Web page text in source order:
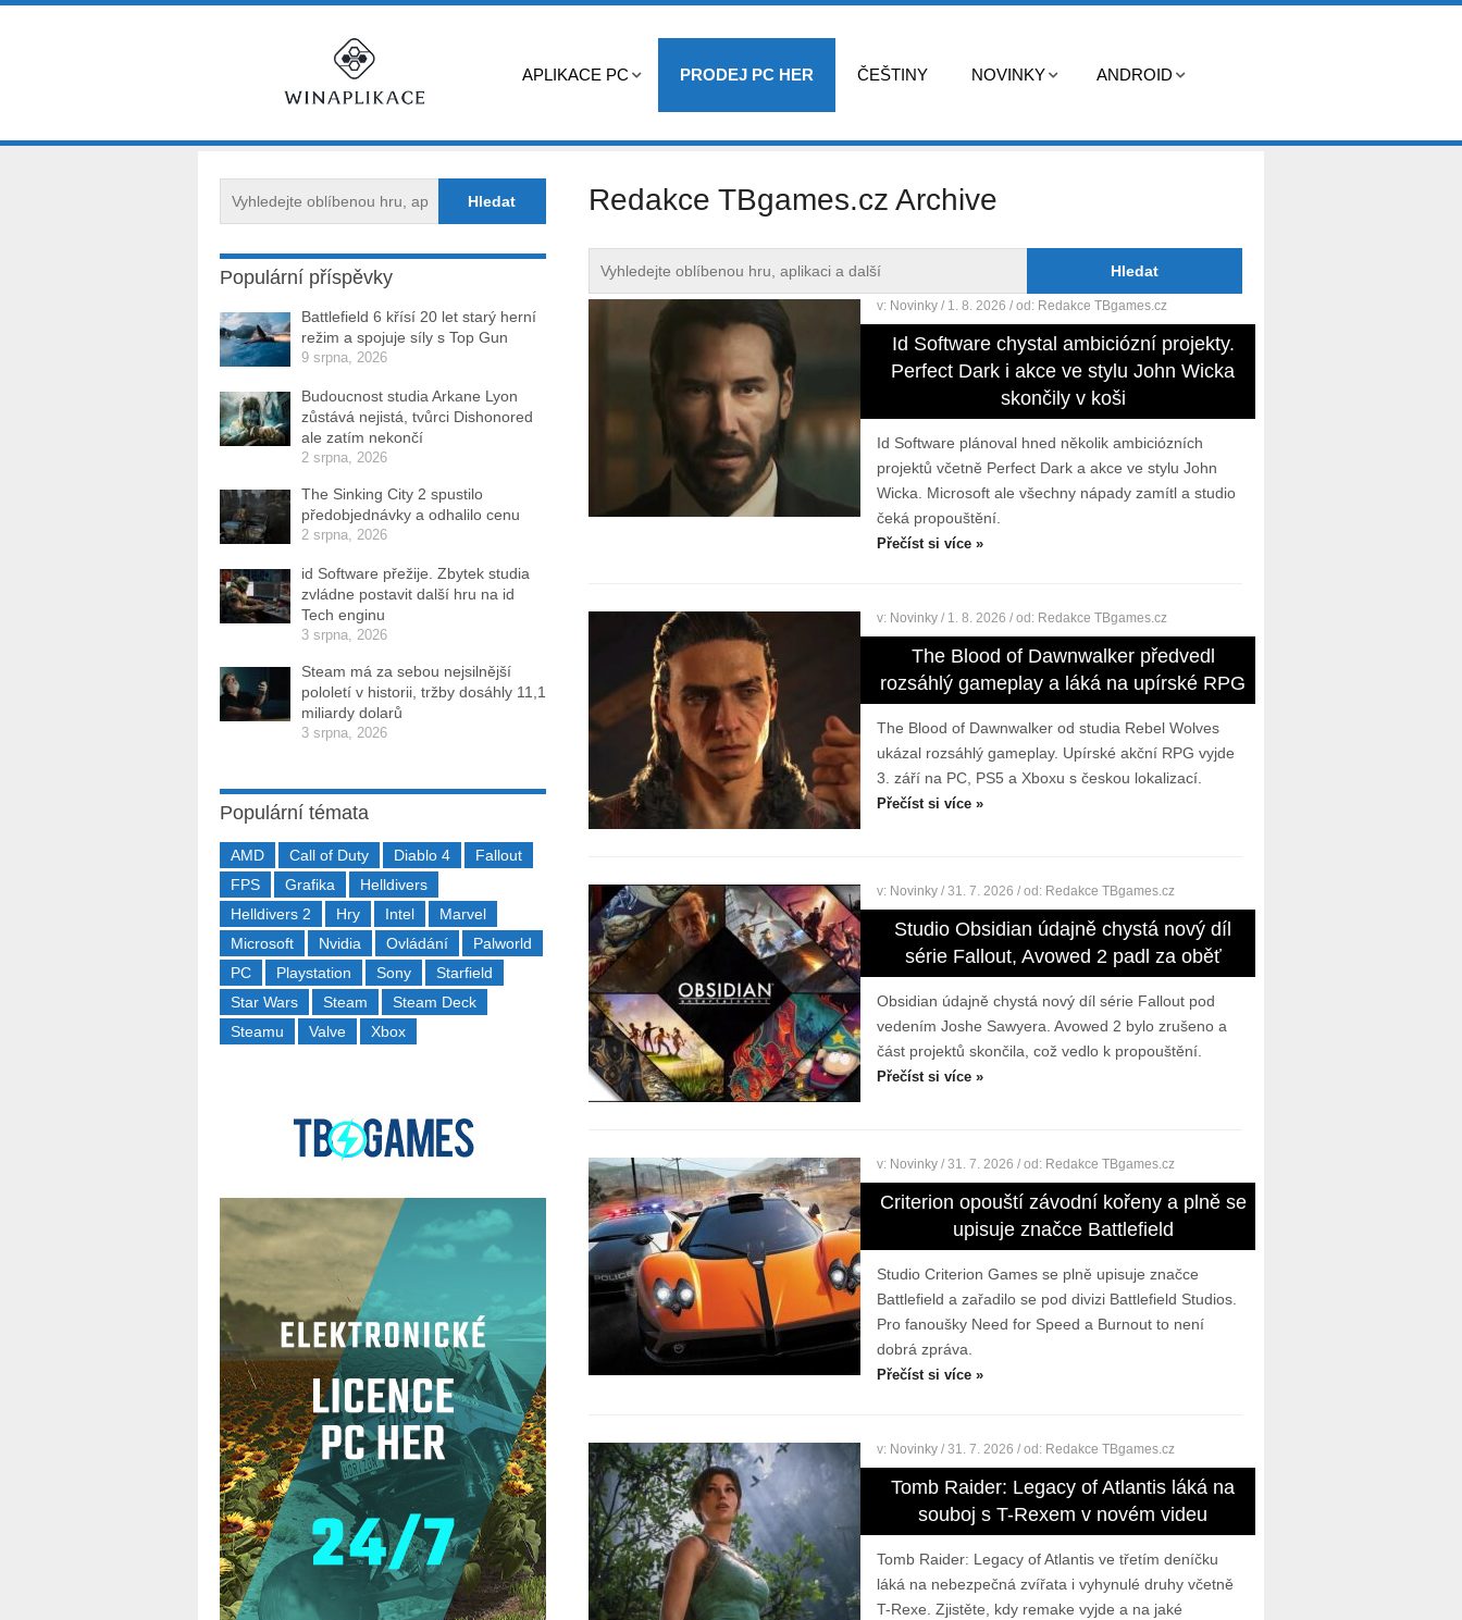
APLIKACE PC PRODEJ PC HER ČEŠTINY NOVINKY ANDROID
Redakce TBgames.cz Archive
v: Novinky / 1. 8. 2026 / od: Redakce TBgames.cz
Id Software chystal ambiciózní projekty.
Perfect Dark i akce ve stylu John Wicka
skončily v koši
Id Software plánoval hned několik ambiciózních
projektů včetně Perfect Dark a akce ve stylu John
Wicka. Microsoft ale všechny nápady zamítl a studio
čeká propouštění.
Přečíst si více »
v: Novinky / 1. 8. 2026 / od: Redakce TBgames.cz
The Blood of Dawnwalker předvedl
rozsáhlý gameplay a láká na upírské RPG
The Blood of Dawnwalker od studia Rebel Wolves
ukázal rozsáhlý gameplay. Upírské akční RPG vyjde
3. září na PC, PS5 a Xboxu s českou lokalizací.
Přečíst si více »
v: Novinky / 31. 7. 2026 / od: Redakce TBgames.cz
Studio Obsidian údajně chystá nový díl
série Fallout, Avowed 2 padl za oběť
Obsidian údajně chystá nový díl série Fallout pod
vedením Joshe Sawyera. Avowed 2 bylo zrušeno a
část projektů skončila, což vedlo k propouštění.
Přečíst si více »
v: Novinky / 31. 7. 2026 / od: Redakce TBgames.cz
Criterion opouští závodní kořeny a plně se
upisuje značce Battlefield
Studio Criterion Games se plně upisuje značce
Battlefield a zařadilo se pod divizi Battlefield Studios.
Pro fanoušky Need for Speed a Burnout to není
dobrá zpráva.
Přečíst si více »
v: Novinky / 31. 7. 2026 / od: Redakce TBgames.cz
Tomb Raider: Legacy of Atlantis láká na
souboj s T-Rexem v novém videu
Tomb Raider: Legacy of Atlantis ve třetím deníčku
láká na nebezpečná zvířata i vyhynulé druhy včetně
T-Rexe. Zjistěte, kdy remake vyjde a na jaké
Populární příspěvky
Battlefield 6 křísí 20 let starý herní
režim a spojuje síly s Top Gun
9 srpna, 2026
Budoucnost studia Arkane Lyon
zůstává nejistá, tvůrci Dishonored
ale zatím nekončí
2 srpna, 2026
The Sinking City 2 spustilo
předobjednávky a odhalilo cenu
2 srpna, 2026
id Software přežije. Zbytek studia
zvládne postavit další hru na id
Tech enginu
3 srpna, 2026
Steam má za sebou nejsilnější
pololetí v historii, tržby dosáhly 11,1
miliardy dolarů
3 srpna, 2026
Populární témata
AMD Call of Duty Diablo 4
Fallout
FPS
Grafika
Helldivers
Helldivers 2
Hry Intel
Marvel
Microsoft
Nvidia Ovládání
Palworld
PC
Playstation Sony
Starfield
Star Wars
Steam
Steam Deck
Steamu
Valve Xbox